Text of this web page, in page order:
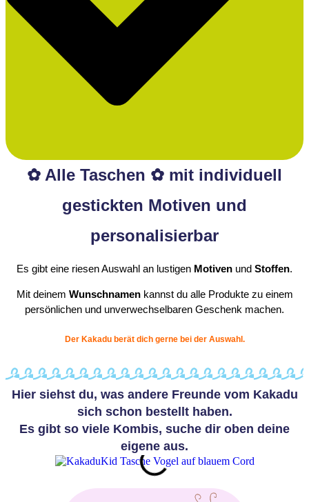
✿ Alle Taschen ✿ mit individuell
gestickten Motiven und
personalisierbar
Es gibt eine riesen Auswahl an lustigen Motiven und Stoffen.
Mit deinem Wunschnamenkannst du alle Produkte zu einem
persönlichen und unverwechselbaren Geschenk machen.
Der Kakadu berät dich gerne bei der Auswahl.
Hier siehst du, was andere Freunde vom Kakadu
sich schon bestellt haben.
Es gibt so viele Kombis, suche dir oben deine
eigene aus.